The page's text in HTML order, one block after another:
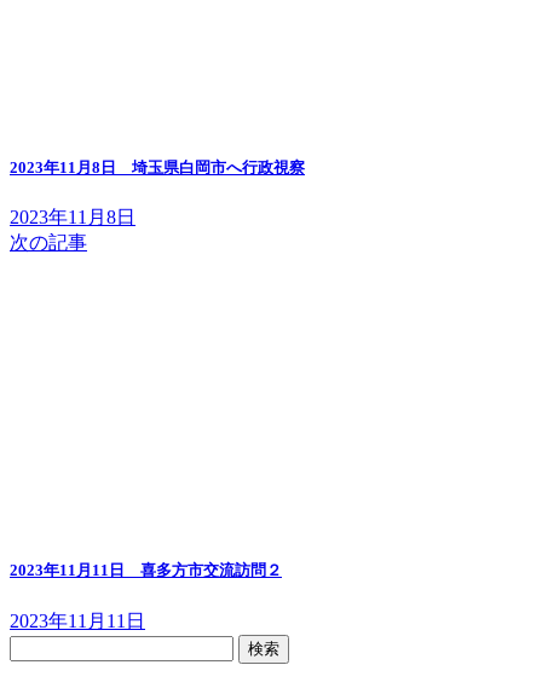
2023年11月8日 埼玉県白岡市へ行政視察
2023年11月8日
次の記事
2023年11月11日 喜多方市交流訪問２
2023年11月11日